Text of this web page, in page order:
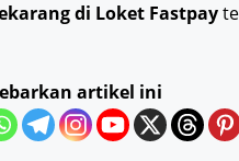
di Loket Fastpay
artikel ini